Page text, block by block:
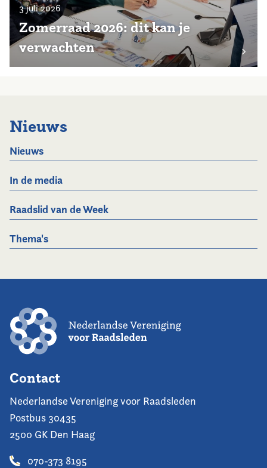
3 juli 2026
Zomerraad 2026: dit kan je
verwachten
Nieuws
Nieuws
In de media
Raadslid van de Week
Thema's
Contact
Nederlandse Vereniging voor Raadsleden
Postbus 30435
2500 GK Den Haag
070-373 8195